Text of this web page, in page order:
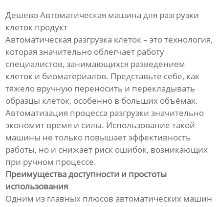
Дешево Автоматическая машина для разгрузки
клеток продукт
Автоматическая разгрузка клеток – это технология,
которая значительно облегчает работу
специалистов, занимающихся разведением
клеток и биоматериалов. Представьте себе, как
тяжело вручную переносить и перекладывать
образцы клеток, особенно в больших объёмах.
Автоматизация процесса разгрузки значительно
экономит время и силы. Использование такой
машины не только повышает эффективность
работы, но и снижает риск ошибок, возникающих
при ручном процессе.
Преимущества доступности и простоты
использования
Одним из главных плюсов автоматических машин